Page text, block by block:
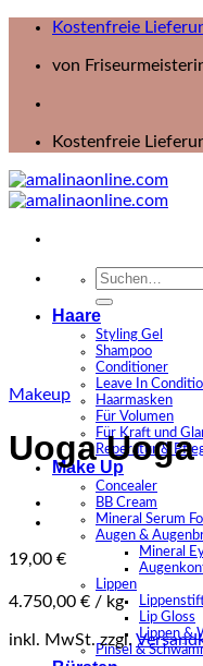
Zum
springen
Kostenfreie
von
Kostenfreie
Suchen
nach:
Haare
Styling Gel
Shampoo
Conditioner
Leave In
Haarmasken
Für Volumen
Für Kraft und
Reperatur &
Make Up
Concealer
BB Cream
Mineral Serum
Augen &
Mineral
Lippen
Lip Gloss
Lippen &
Pinsel &
Makeup
Uoga
19,00 €
4.750,00 € / kg
inkl. MwSt. zzgl.